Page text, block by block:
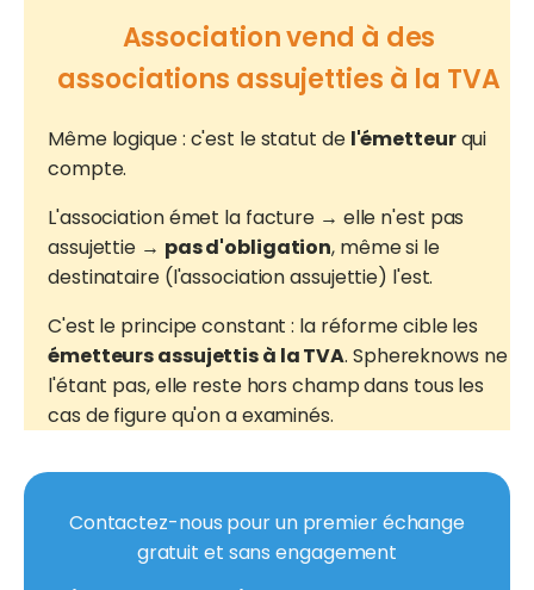
Association vend à des
associations assujetties à la TVA
Même logique : c'est le statut de l'émetteurqui
compte.
L'association émet la facture → elle n'est pas
assujettie → pas d'obligation, même si le
destinataire (l'association assujettie) l'est.
C'est le principe constant : la réforme cible les
émetteurs assujettis à la TVA. Sphereknows ne
l'étant pas, elle reste hors champ dans tous les
cas de figure qu'on a examinés.
Contactez-nous pour un premier échange
gratuit et sans engagement